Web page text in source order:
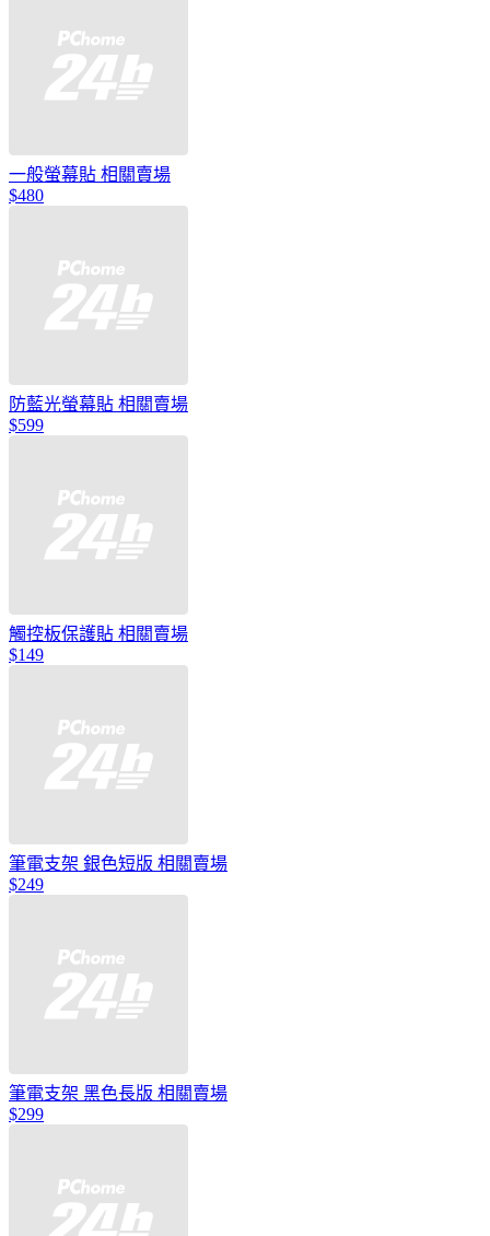
一般螢幕貼 相關賣場
$480
防藍光螢幕貼 相關賣場
$599
觸控板保護貼 相關賣場
$149
筆電支架 銀色短版 相關賣場
$249
筆電支架 黑色長版 相關賣場
$299